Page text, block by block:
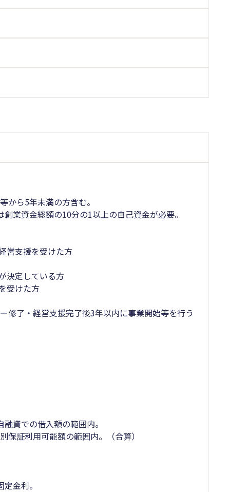
から5年未満の方含む。
業資金総額の10分の1以上の自己資金が必要。
営支援を受けた方
決定している方
受けた方
了・経営支援完了後3年以内に事業開始等を行う
資での借入額の範囲内。
証利用可能額の範囲内。（合算）
金利。